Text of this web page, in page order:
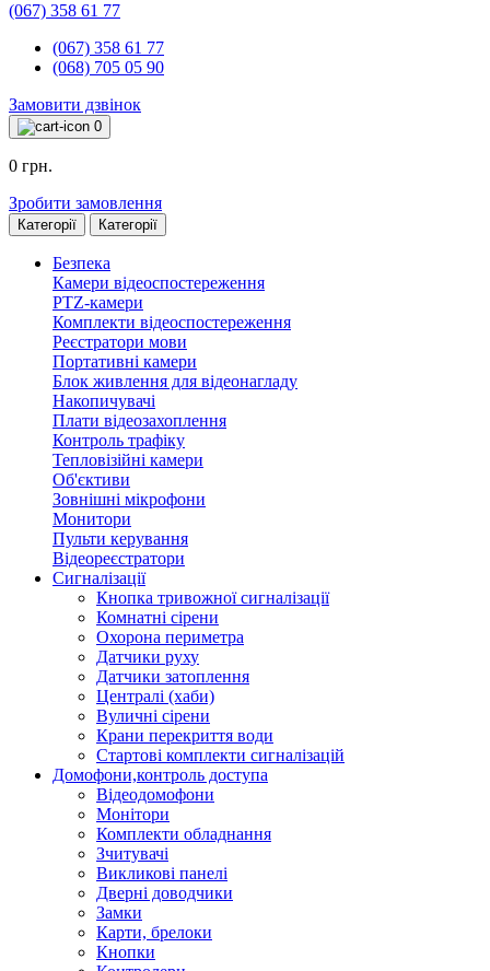
(067) 358 61 77
(067) 358 61 77
(068) 705 05 90
Замовити дзвінок
0
0 грн.
Зробити замовлення
Категорії Категорії
Безпека
Камери відеоспостереження
PTZ-камери
Комплекти відеоспостереження
Реєстратори мови
Портативні камери
Блок живлення для відеонагладу
Накопичувачі
Плати відеозахоплення
Контроль трафіку
Тепловізійні камери
Об'єктиви
Зовнішні мікрофони
Монитори
Пульти керування
Відеореєстратори
Сигналізації
Кнопка тривожної сигналізації
Комнатні сірени
Охорона периметра
Датчики руху
Датчики затоплення
Централі (хаби)
Вуличні сірени
Крани перекриття води
Стартові комплекти сигналізацій
Домофони,контроль доступа
Відеодомофони
Монітори
Комплекти обладнання
Зчитувачі
Викликові панелі
Дверні доводчики
Замки
Карти, брелоки
Кнопки